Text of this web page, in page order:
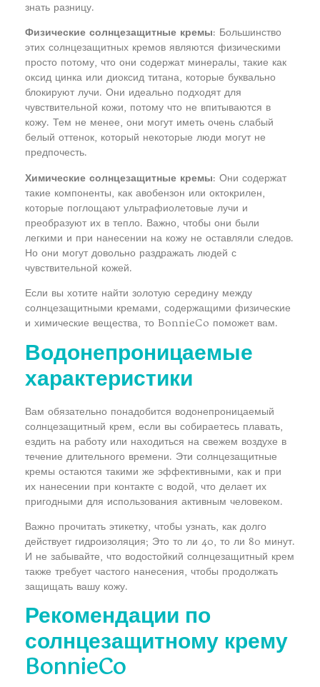
знать разницу.
Физические солнцезащитные кремы: Большинство
этих солнцезащитных кремов являются физическими
просто потому, что они содержат минералы, такие как
оксид цинка или диоксид титана, которые буквально
блокируют лучи. Они идеально подходят для
чувствительной кожи, потому что не впитываются в
кожу. Тем не менее, они могут иметь очень слабый
белый оттенок, который некоторые люди могут не
предпочесть.
Химические солнцезащитные кремы: Они содержат
такие компоненты, как авобензон или октокрилен,
которые поглощают ультрафиолетовые лучи и
преобразуют их в тепло. Важно, чтобы они были
легкими и при нанесении на кожу не оставляли следов.
Но они могут довольно раздражать людей с
чувствительной кожей.
Если вы хотите найти золотую середину между
солнцезащитными кремами, содержащими физические
и химические вещества, то BonnieCo поможет вам.
Водонепроницаемые
характеристики
Вам обязательно понадобится водонепроницаемый
солнцезащитный крем, если вы собираетесь плавать,
ездить на работу или находиться на свежем воздухе в
течение длительного времени. Эти солнцезащитные
кремы остаются такими же эффективными, как и при
их нанесении при контакте с водой, что делает их
пригодными для использования активным человеком.
Важно прочитать этикетку, чтобы узнать, как долго
действует гидроизоляция; Это то ли 40, то ли 80 минут.
И не забывайте, что водостойкий солнцезащитный крем
также требует частого нанесения, чтобы продолжать
защищать вашу кожу.
Рекомендации по
солнцезащитному крему
BonnieCo